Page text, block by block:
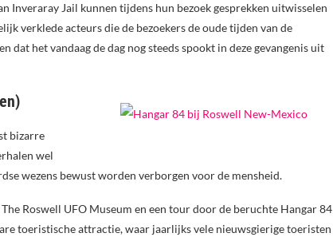
Inveraray Jail kunnen tijdens hun bezoek gesprekken uitwisselen
verklede acteurs die de bezoekers de oude tijden van de
dat het vandaag de dag nog steeds spookt in deze gevangenis uit
bizarre
wel
wezens bewust worden verborgen voor de mensheid.
Roswell UFO Museum en een tour door de beruchte Hangar 84
toeristische attractie, waar jaarlijks vele nieuwsgierige toeristen